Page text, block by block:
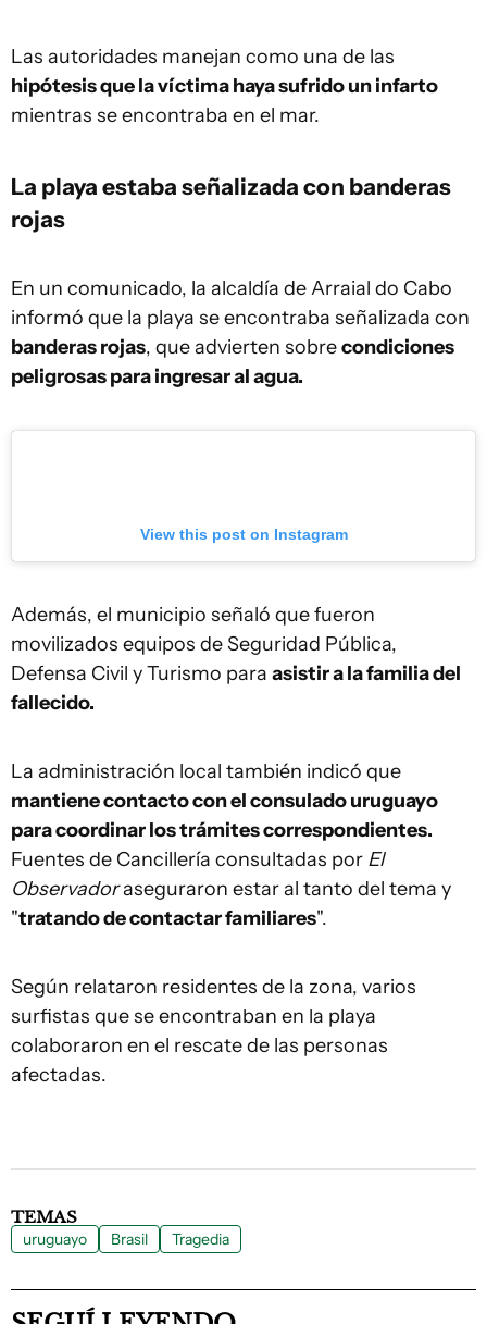
Las autoridades manejan como una de las
hipótesis que la víctima haya sufrido un infarto
mientras se encontraba en el mar.
La playa estaba señalizada con banderas
rojas
En un comunicado, la alcaldía de Arraial do Cabo
informó que la playa se encontraba señalizada con
banderas rojas, que advierten sobrecondiciones
peligrosas para ingresar al agua.
View this post on Instagram
Además, el municipio señaló que fueron
movilizados equipos de Seguridad Pública,
Defensa Civil y Turismo para asistir a la familia del
fallecido.
La administración local también indicó que
mantiene contacto con el consulado uruguayo
para coordinar los trámites correspondientes.
Fuentes de Cancillería consultadas por El
Observadoraseguraron estar al tanto del tema y
"tratando de contactar familiares".
Según relataron residentes de la zona, varios
surfistas que se encontraban en la playa
colaboraron en el rescate de las personas
afectadas.
TEMAS
uruguayo Brasil Tragedia